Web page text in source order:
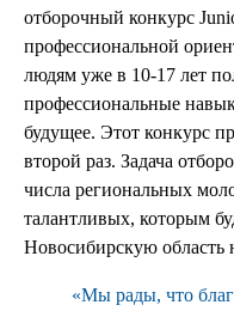
отборочный конкурс
профессиональной
людям уже в 10-17 лет
профессиональные
будущее. Этот конкурс
второй раз. Задача
числа региональных
талантливых, которым
Новосибирскую область
«Мы рады, что